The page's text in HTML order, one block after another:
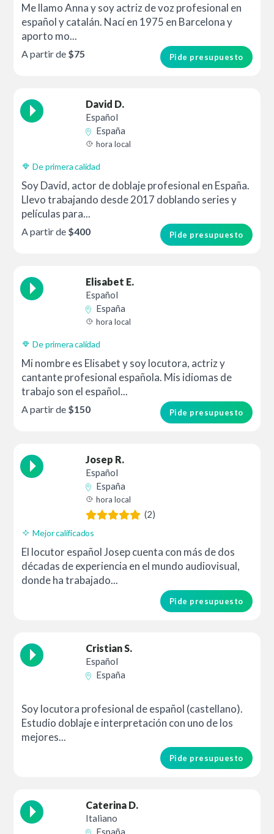
Me llamo Anna y soy actriz de voz profesional en
español y catalán. Nací en 1975 en Barcelona y
aporto mo...
Pide presupuesto
A partir de $75
David D.
Español
España
hora local
De primera calidad
Soy David, actor de doblaje profesional en España.
Llevo trabajando desde 2017 doblando series y
películas para...
Pide presupuesto
A partir de $400
Elisabet E.
Español
España
hora local
De primera calidad
Mi nombre es Elisabet y soy locutora, actriz y
cantante profesional española. Mis idiomas de
trabajo son el español...
Pide presupuesto
A partir de $150
Josep R.
Español
España
hora local
(2)
Mejor calificados
El locutor español Josep cuenta con más de dos
décadas de experiencia en el mundo audiovisual,
donde ha trabajado...
Pide presupuesto
Cristian S.
Español
España
Soy locutora profesional de español (castellano).
Estudio doblaje e interpretación con uno de los
mejores...
Pide presupuesto
Caterina D.
Italiano